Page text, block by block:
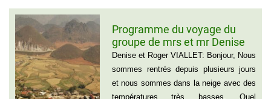
Programme du voyage du
groupe de mrs et mr Denise
et Roger VIALLET
Denise et Roger VIALLET: Bonjour, Nous
sommes rentrés depuis plusieurs jours
et nous sommes dans la neige avec des
températures très basses. Quel